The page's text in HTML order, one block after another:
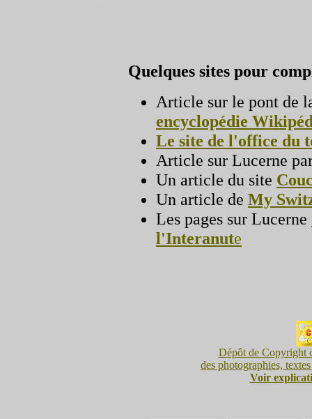
Quelques sites pour
Article sur le pont de
encyclopédie
Le site de l'office du
Article sur Lucerne
Un article du site
Un article de My
Les pages sur Lucerne
l'Interanute
Dépôt de Copyright
des photographies,
Voir